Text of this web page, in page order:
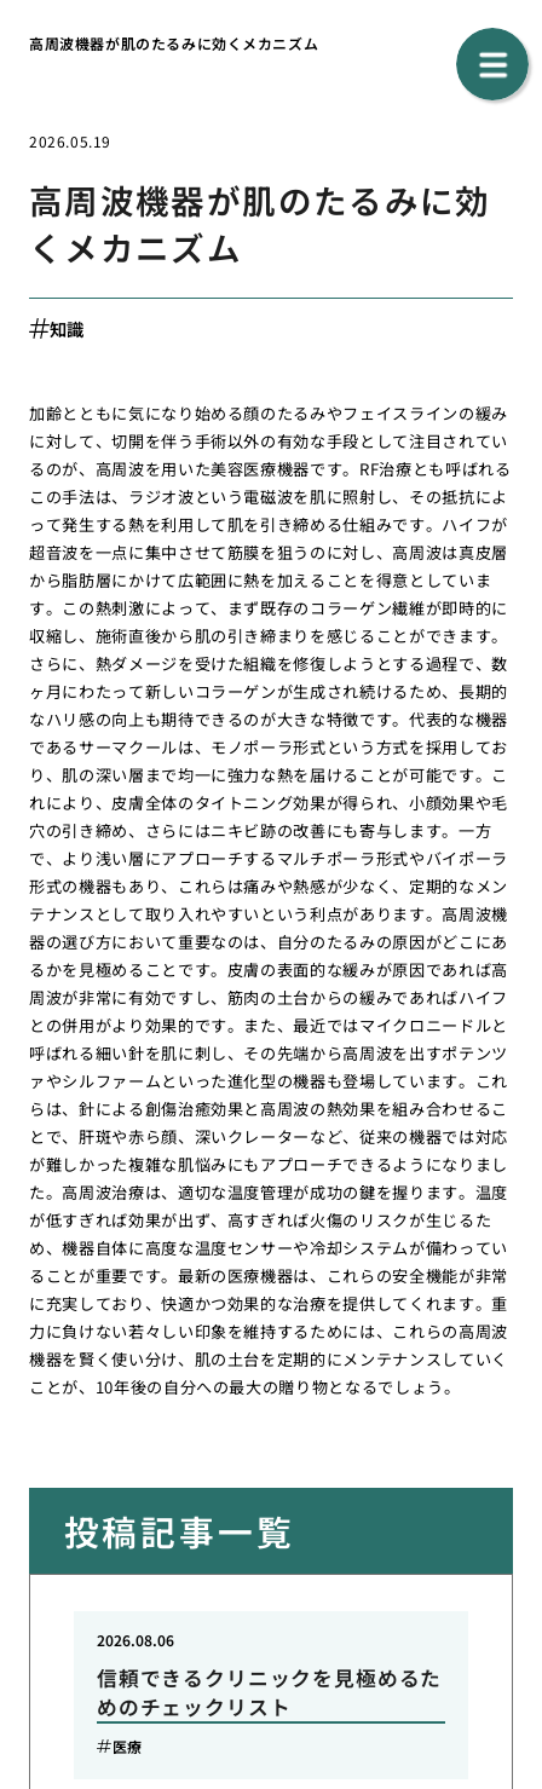
高周波機器が肌のたるみに効くメカニズム
2026.05.19
高周波機器が肌のたるみに効
くメカニズム
知識
加齢とともに気になり始める顔のたるみやフェイスラインの緩み
に対して、切開を伴う手術以外の有効な手段として注目されてい
るのが、高周波を用いた美容医療機器です。RF治療とも呼ばれる
この手法は、ラジオ波という電磁波を肌に照射し、その抵抗によ
って発生する熱を利用して肌を引き締める仕組みです。ハイフが
超音波を一点に集中させて筋膜を狙うのに対し、高周波は真皮層
から脂肪層にかけて広範囲に熱を加えることを得意としていま
す。この熱刺激によって、まず既存のコラーゲン繊維が即時的に
収縮し、施術直後から肌の引き締まりを感じることができます。
さらに、熱ダメージを受けた組織を修復しようとする過程で、数
ヶ月にわたって新しいコラーゲンが生成され続けるため、長期的
なハリ感の向上も期待できるのが大きな特徴です。代表的な機器
であるサーマクールは、モノポーラ形式という方式を採用してお
り、肌の深い層まで均一に強力な熱を届けることが可能です。こ
れにより、皮膚全体のタイトニング効果が得られ、小顔効果や毛
穴の引き締め、さらにはニキビ跡の改善にも寄与します。一方
で、より浅い層にアプローチするマルチポーラ形式やバイポーラ
形式の機器もあり、これらは痛みや熱感が少なく、定期的なメン
テナンスとして取り入れやすいという利点があります。高周波機
器の選び方において重要なのは、自分のたるみの原因がどこにあ
るかを見極めることです。皮膚の表面的な緩みが原因であれば高
周波が非常に有効ですし、筋肉の土台からの緩みであればハイフ
との併用がより効果的です。また、最近ではマイクロニードルと
呼ばれる細い針を肌に刺し、その先端から高周波を出すポテンツ
ァやシルファームといった進化型の機器も登場しています。これ
らは、針による創傷治癒効果と高周波の熱効果を組み合わせるこ
とで、肝斑や赤ら顔、深いクレーターなど、従来の機器では対応
が難しかった複雑な肌悩みにもアプローチできるようになりまし
た。高周波治療は、適切な温度管理が成功の鍵を握ります。温度
が低すぎれば効果が出ず、高すぎれば火傷のリスクが生じるた
め、機器自体に高度な温度センサーや冷却システムが備わってい
ることが重要です。最新の医療機器は、これらの安全機能が非常
に充実しており、快適かつ効果的な治療を提供してくれます。重
力に負けない若々しい印象を維持するためには、これらの高周波
機器を賢く使い分け、肌の土台を定期的にメンテナンスしていく
ことが、10年後の自分への最大の贈り物となるでしょう。
投稿記事一覧
信頼できるクリニックを見極めるた
めのチェックリスト
2026.08.06
医療